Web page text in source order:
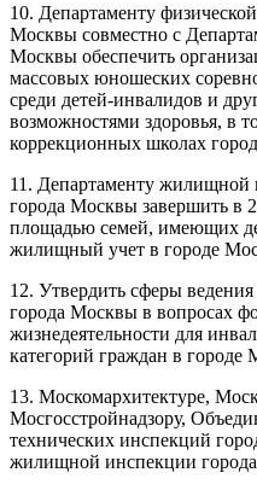
10. Департаменту
Москвы совместно с
Москвы обеспечить
массовых юношеских
среди детей-инвалидов и
возможностями здоровья, в
коррекционных школах
11. Департаменту
города Москвы завершить в
площадью семей, имеющих
жилищный учет в городе
12. Утвердить сферы
города Москвы в вопросах
жизнедеятельности для
категорий граждан в
13. Москомархитектуре,
Мосгосстройнадзору,
технических инспекций
жилищной инспекции